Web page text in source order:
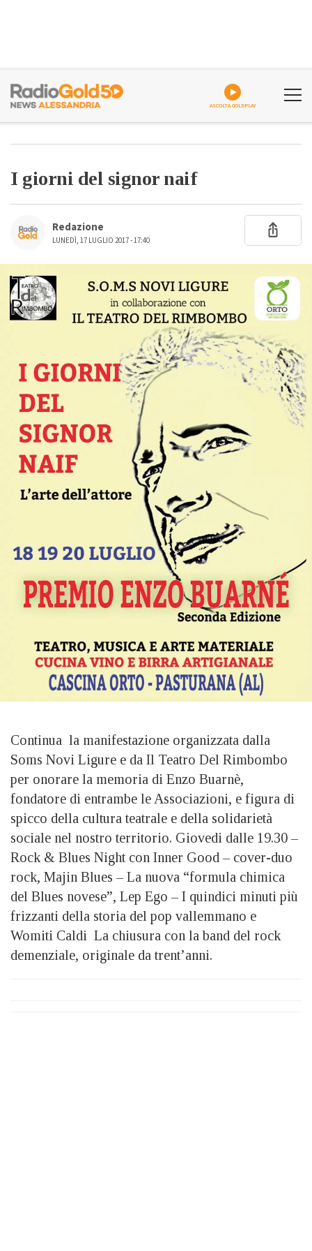
ASCOLTA GOLDPLAY
I giorni del signor naif
Redazione
LUNEDÌ, 17 LUGLIO 2017 - 17:40
Continua la manifestazione organizzata dalla
Soms Novi Ligure e da Il Teatro Del Rimbombo
per onorare la memoria di Enzo Buarnè,
fondatore di entrambe le Associazioni, e figura di
spicco della cultura teatrale e della solidarietà
sociale nel nostro territorio. Giovedi dalle 19.30 –
Rock & Blues Night con Inner Good – cover-duo
rock, Majin Blues – La nuova “formula chimica
del Blues novese”, Lep Ego – I quindici minuti più
frizzanti della storia del pop vallemmano e
Womiti Caldi La chiusura con la band del rock
demenziale, originale da trent’anni.